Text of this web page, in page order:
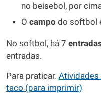
no beisebol, por
O campo do softbol
No softbol, há 7
entradas.
Para praticar.
taco (para imprimir)